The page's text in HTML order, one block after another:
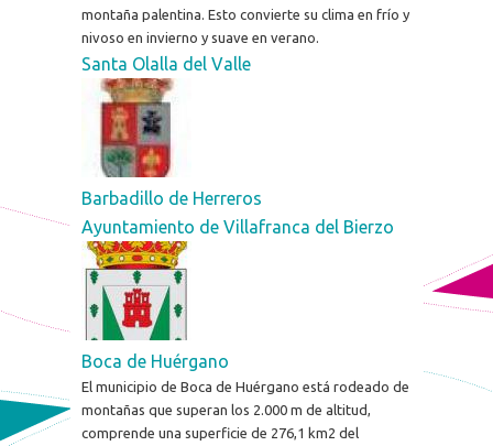
montaña palentina. Esto convierte su clima en frío y
nivoso en invierno y suave en verano.
Santa Olalla del Valle
Barbadillo de Herreros
Ayuntamiento de Villafranca del Bierzo
Boca de Huérgano
El municipio de Boca de Huérgano está rodeado de
montañas que superan los 2.000 m de altitud,
comprende una superficie de 276,1 km2 del